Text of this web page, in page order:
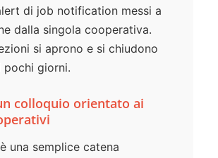
di job notification messi a
dalla singola cooperativa.
si aprono e si chiudono
pochi giorni.
colloquio orientato ai
una semplice catena